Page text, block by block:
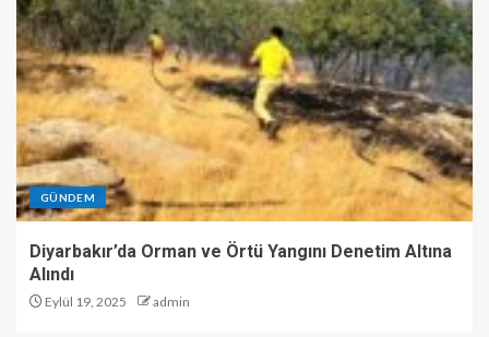
GÜNDEM
Diyarbakır’da Orman ve Örtü Yangını Denetim Altına
Alındı
Eylül 19, 2025 admin